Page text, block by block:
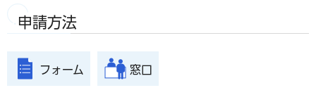
申請方法
フォーム 窓口